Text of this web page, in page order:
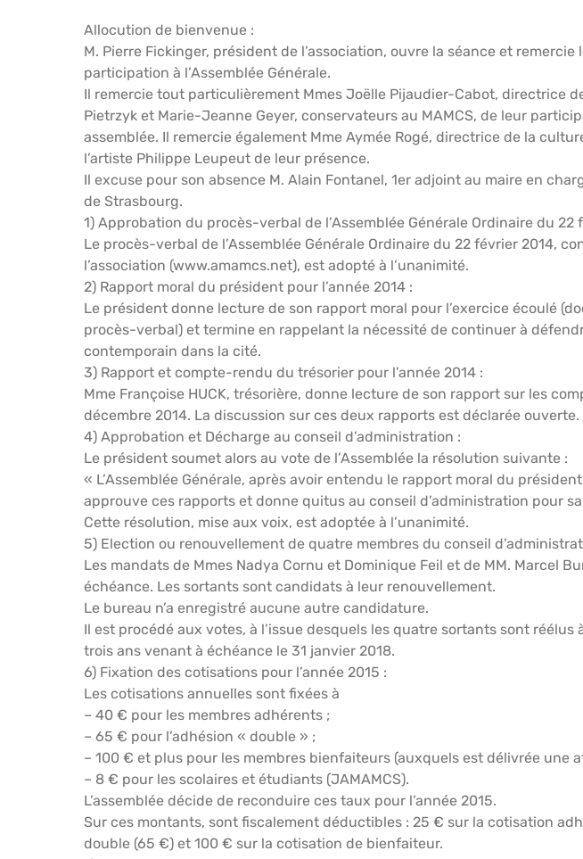
Allocution de bienvenue :
M. Pierre Fickinger, président de l’association, ouvre la séance et
participation à l’Assemblée Générale.
Il remercie tout particulièrement Mmes Joëlle Pijaudier-Cabot, directrice
Pietrzyk et Marie-Jeanne Geyer, conservateurs au MAMCS, de leur
assemblée. Il remercie également Mme Aymée Rogé, directrice de la
l’artiste Philippe Leupeut de leur présence.
Il excuse pour son absence M. Alain Fontanel, 1er adjoint au maire en
de Strasbourg.
1) Approbation du procès-verbal de l’Assemblée Générale Ordinaire du 22
Le procès-verbal de l’Assemblée Générale Ordinaire du 22 février 2014,
l’association (www.amamcs.net), est adopté à l’unanimité.
2) Rapport moral du président pour l’année 2014 :
Le président donne lecture de son rapport moral pour l’exercice écoulé
procès-verbal) et termine en rappelant la nécessité de continuer à
contemporain dans la cité.
3) Rapport et compte-rendu du trésorier pour l’année 2014 :
Mme Françoise HUCK, trésorière, donne lecture de son rapport sur les
décembre 2014. La discussion sur ces deux rapports est déclarée ouverte.
4) Approbation et Décharge au conseil d’administration :
Le président soumet alors au vote de l’Assemblée la résolution suivante :
« L’Assemblée Générale, après avoir entendu le rapport moral du
approuve ces rapports et donne quitus au conseil d’administration pour
Cette résolution, mise aux voix, est adoptée à l’unanimité.
5) Election ou renouvellement de quatre membres du conseil
Les mandats de Mmes Nadya Cornu et Dominique Feil et de MM. Marcel
échéance. Les sortants sont candidats à leur renouvellement.
Le bureau n’a enregistré aucune autre candidature.
Il est procédé aux votes, à l’issue desquels les quatre sortants sont réélus
trois ans venant à échéance le 31 janvier 2018.
6) Fixation des cotisations pour l’année 2015 :
Les cotisations annuelles sont fixées à
– 40 € pour les membres adhérents ;
– 65 € pour l’adhésion « double » ;
– 100 € et plus pour les membres bienfaiteurs (auxquels est délivrée une
– 8 € pour les scolaires et étudiants (JAMAMCS).
L’assemblée décide de reconduire ces taux pour l’année 2015.
Sur ces montants, sont fiscalement déductibles : 25 € sur la cotisation
double (65 €) et 100 € sur la cotisation de bienfaiteur.